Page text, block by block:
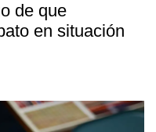
de que
en situación